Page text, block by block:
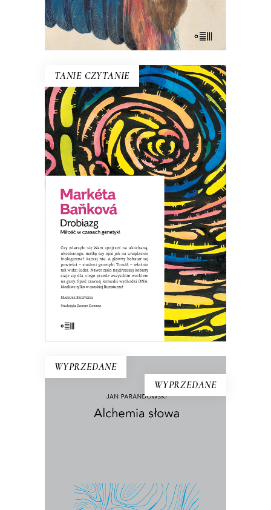
E-BOOK DO KOSZYKA
TANIE CZYTANIE
E-BOOK DO KOSZYKA
DROBIAZG. MIŁOŚĆ W
CZASACH GENETYKI
Tomáš zaczyna traktować każdego
człowieka jak maszynę – nosiciela DNA.
Zamiast ludzi, dostrzega jedynie
zestawy genów. Nawet ciało ukochanej
staje się dla niego przede wszystkim
„workiem na geny”…
39.00zł 8.00zł
KSIĄŻKA DO KOSZYKA
WYPRZEDANE
WYPRZEDANE
Słynny esej o literaturze i o pisarzach –
od Ajschylosa i Homera po